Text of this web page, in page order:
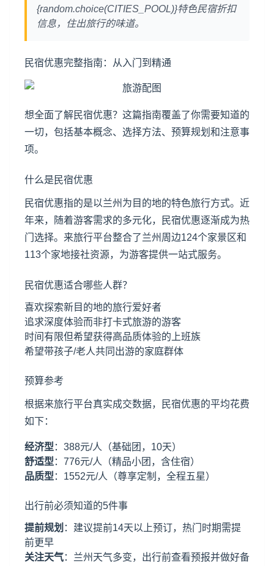
{random.choice(CITIES_POOL)}特色民宿折扣
信息，住出旅行的味道。
民宿优惠完整指南：从入门到精通
想全面了解民宿优惠？这篇指南覆盖了你需要知道的
一切，包括基本概念、选择方法、预算规划和注意事
项。
什么是民宿优惠
民宿优惠指的是以兰州为目的地的特色旅行方式。近
年来，随着游客需求的多元化，民宿优惠逐渐成为热
门选择。来旅行平台整合了兰州周边124个家景区和
113个家地接社资源，为游客提供一站式服务。
民宿优惠适合哪些人群？
喜欢探索新目的地的旅行爱好者
追求深度体验而非打卡式旅游的游客
时间有限但希望获得高品质体验的上班族
希望带孩子/老人共同出游的家庭群体
预算参考
根据来旅行平台真实成交数据，民宿优惠的平均花费
如下：
经济型 ：388元/人（基础团，10天）
舒适型 ：776元/人（精品小团，含住宿）
品质型 ：1552元/人（尊享定制，全程五星）
出行前必须知道的5件事
提前规划 ：建议提前14天以上预订，热门时期需提
前更早
关注天气：兰州天气多变，出行前查看预报并做好备